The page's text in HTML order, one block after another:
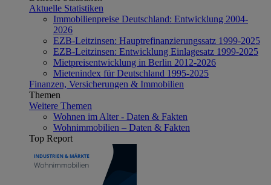
Aktuelle Statistiken
Immobilienpreise Deutschland: Entwicklung 2004-
2026
EZB-Leitzinsen: Hauptrefinanzierungssatz 1999-2025
EZB-Leitzinsen: Entwicklung Einlagesatz 1999-2025
Mietpreisentwicklung in Berlin 2012-2026
Mietenindex für Deutschland 1995-2025
Finanzen, Versicherungen & Immobilien
Themen
Weitere Themen
Wohnen im Alter - Daten & Fakten
Wohnimmobilien – Daten & Fakten
Top Report